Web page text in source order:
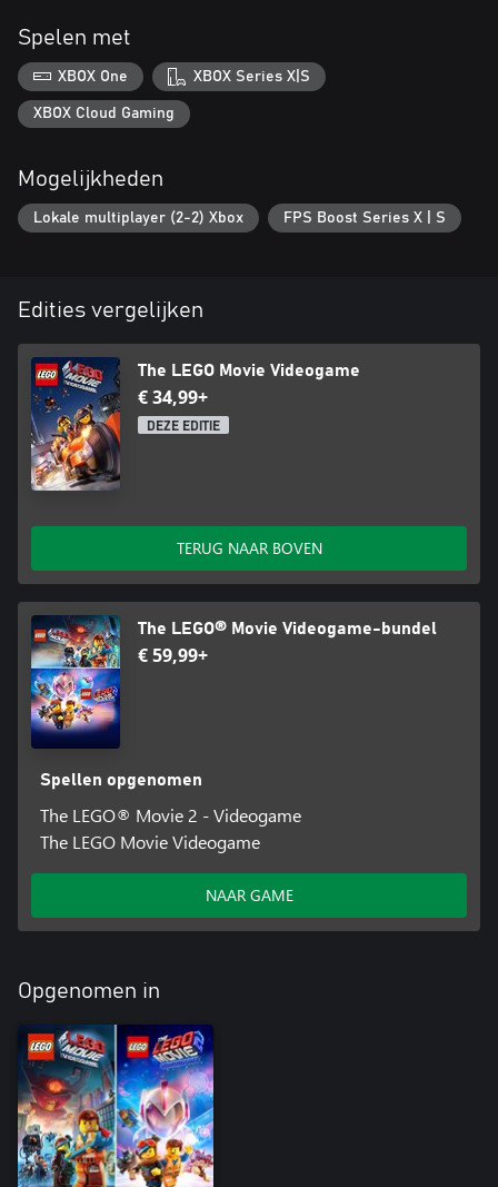
Spelen met
XBOX One XBOX Series X|S
XBOX Cloud Gaming
Mogelijkheden
Lokale multiplayer (2-2) Xbox FPS Boost Series X | S
Edities vergelijken
The LEGO Movie Videogame
€ 34,99+
DEZE EDITIE
TERUG NAAR BOVEN
The LEGO® Movie Videogame-bundel
€ 59,99+
Spellen opgenomen
The LEGO® Movie 2 - Videogame
The LEGO Movie Videogame
NAAR GAME
Opgenomen in